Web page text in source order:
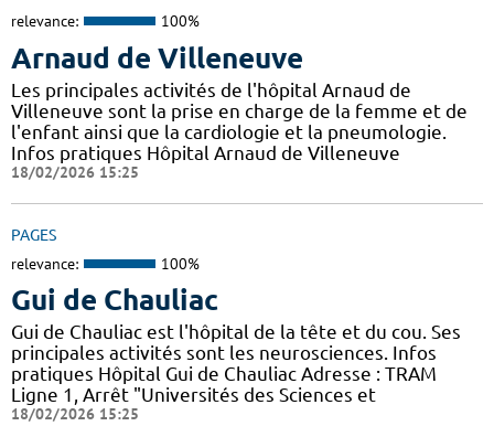
relevance: 100%
Arnaud de Villeneuve
Les principales activités de l'hôpital Arnaud de
Villeneuve sont la prise en charge de la femme et de
l'enfant ainsi que la cardiologie et la pneumologie.
Infos pratiques Hôpital Arnaud de Villeneuve
18/02/2026 15:25
PAGES
relevance: 100%
Gui de Chauliac
Gui de Chauliac est l'hôpital de la tête et du cou. Ses
principales activités sont les neurosciences. Infos
pratiques Hôpital Gui de Chauliac Adresse : TRAM
Ligne 1, Arrêt "Universités des Sciences et
18/02/2026 15:25